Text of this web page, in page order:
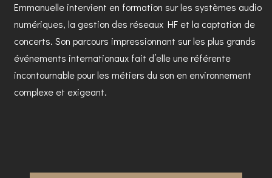
Emmanuelle intervient en formation sur les systèmes audio
numériques, la gestion des réseaux HF et la captation de
concerts. Son parcours impressionnant sur les plus grands
événements internationaux fait d’elle une référente
incontournable pour les métiers du son en environnement
complexe et exigeant.